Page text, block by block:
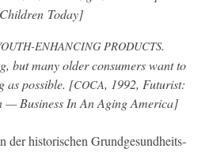
Today]
ENHANCING PRODUCTS.
but many old­er con­sumers want to
as pos­si­ble. [COCA, 1992, Futur­ist:
— Busi­ness In An Aging Amer­i­ca]
der his­torischen Grundge­sund­heits­